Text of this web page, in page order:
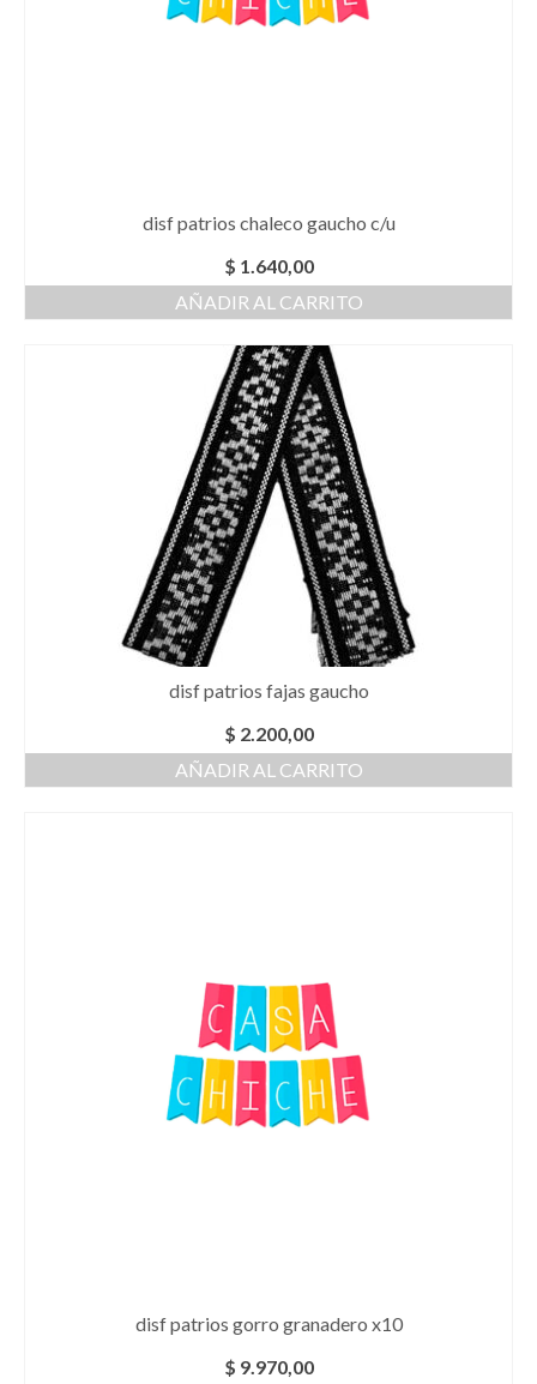
disf patrios chaleco gaucho c/u
$ 1.640,00
AÑADIR AL CARRITO
disf patrios fajas gaucho
$ 2.200,00
AÑADIR AL CARRITO
disf patrios gorro granadero x10
$ 9.970,00